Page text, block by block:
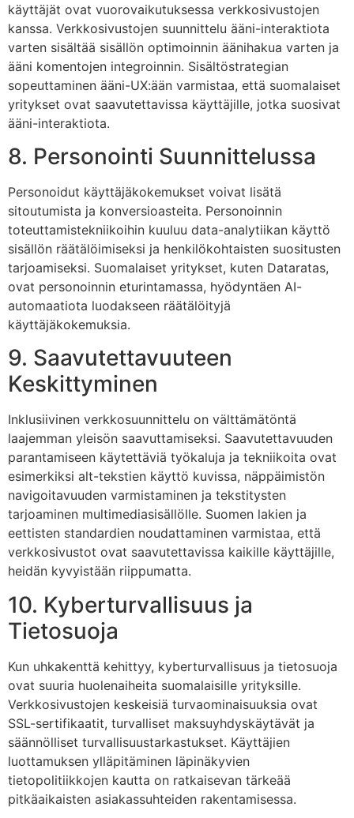
käyttäjät ovat vuorovaikutuksessa verkkosivustojen
kanssa. Verkkosivustojen suunnittelu ääni-interaktiota
varten sisältää sisällön optimoinnin äänihakua varten ja
ääni komentojen integroinnin. Sisältöstrategian
sopeuttaminen ääni-UX:ään varmistaa, että suomalaiset
yritykset ovat saavutettavissa käyttäjille, jotka suosivat
ääni-interaktiota.
8. Personointi Suunnittelussa
Personoidut käyttäjäkokemukset voivat lisätä
sitoutumista ja konversioasteita. Personoinnin
toteuttamistekniikoihin kuuluu data-analytiikan käyttö
sisällön räätälöimiseksi ja henkilökohtaisten suositusten
tarjoamiseksi. Suomalaiset yritykset, kuten Dataratas,
ovat personoinnin eturintamassa, hyödyntäen AI-
automaatiota luodakseen räätälöityjä
käyttäjäkokemuksia.
9. Saavutettavuuteen
Keskittyminen
Inklusiivinen verkkosuunnittelu on välttämätöntä
laajemman yleisön saavuttamiseksi. Saavutettavuuden
parantamiseen käytettäviä työkaluja ja tekniikoita ovat
esimerkiksi alt-tekstien käyttö kuvissa, näppäimistön
navigoitavuuden varmistaminen ja tekstitysten
tarjoaminen multimediasisällölle. Suomen lakien ja
eettisten standardien noudattaminen varmistaa, että
verkkosivustot ovat saavutettavissa kaikille käyttäjille,
heidän kyvyistään riippumatta.
10. Kyberturvallisuus ja
Tietosuoja
Kun uhkakenttä kehittyy, kyberturvallisuus ja tietosuoja
ovat suuria huolenaiheita suomalaisille yrityksille.
Verkkosivustojen keskeisiä turvaominaisuuksia ovat
SSL-sertifikaatit, turvalliset maksuyhdyskäytävät ja
säännölliset turvallisuustarkastukset. Käyttäjien
luottamuksen ylläpitäminen läpinäkyvien
tietopolitiikkojen kautta on ratkaisevan tärkeää
pitkäaikaisten asiakassuhteiden rakentamisessa.